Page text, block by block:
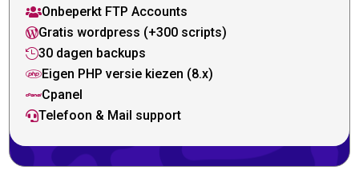
Onbeperkt FTP Accounts
Gratis wordpress (+300 scripts)
30 dagen backups
Eigen PHP versie kiezen (8.x)
Cpanel
Telefoon & Mail support